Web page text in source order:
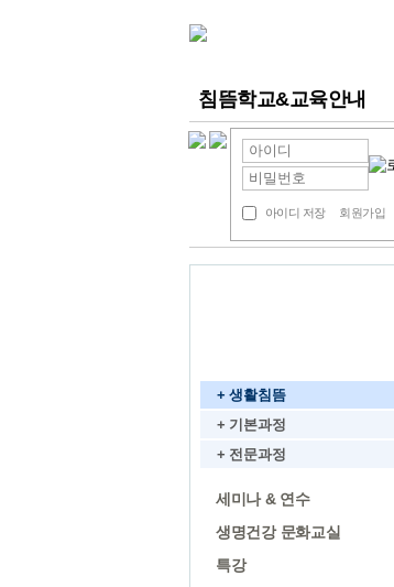
침뜸학교&교육안내
아이디 저장 회원가입
+ 생활침뜸
+ 기본과정
+ 전문과정
세미나 & 연수
생명건강 문화교실
특강